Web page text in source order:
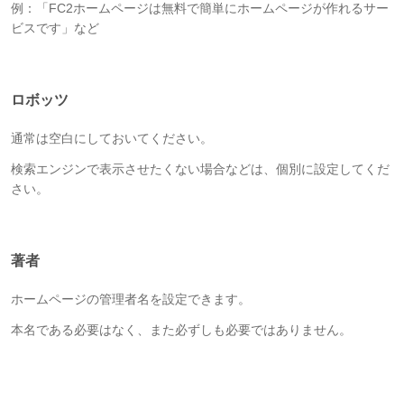
例：「FC2ホームページは無料で簡単にホームページが作れるサー
ビスです」など
ロボッツ
通常は空白にしておいてください。
検索エンジンで表示させたくない場合などは、個別に設定してくだ
さい。
著者
ホームページの管理者名を設定できます。
本名である必要はなく、また必ずしも必要ではありません。